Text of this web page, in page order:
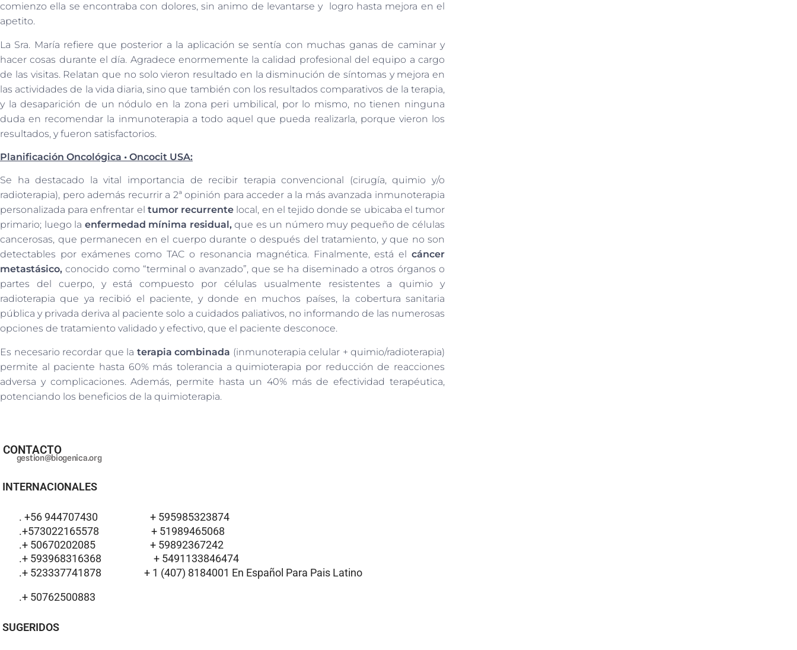
comienzo ella se encontraba con dolores, sin animo de levantarse y logro hasta mejora en el
apetito.
La Sra. María refiere que posterior a la aplicación se sentía con muchas ganas de caminar y
hacer cosas durante el día. Agradece enormemente la calidad profesional del equipo a cargo
de las visitas. Relatan que no solo vieron resultado en la disminución de síntomas y mejora en
las actividades de la vida diaria, sino que también con los resultados comparativos de la terapia,
y la desaparición de un nódulo en la zona peri umbilical, por lo mismo, no tienen ninguna
duda en recomendar la inmunoterapia a todo aquel que pueda realizarla, porque vieron los
resultados, y fueron satisfactorios.
Planificación Oncológica • Oncocit USA:
Se ha destacado la vital importancia de recibir terapia convencional (cirugía, quimio y/o
radioterapia), pero además recurrir a 2ª opinión para acceder a la más avanzada inmunoterapia
personalizada para enfrentar el tumor recurrente local, en el tejido donde se ubicaba el tumor
primario; luego la enfermedad mínima residual,que es un número muy pequeño de células
cancerosas, que permanecen en el cuerpo durante o después del tratamiento, y que no son
detectables por exámenes como TAC o resonancia magnética. Finalmente, está el cáncer
metastásico, conocido como “terminal o avanzado”, que se ha diseminado a otros órganos o
partes del cuerpo, y está compuesto por células usualmente resistentes a quimio y
radioterapia que ya recibió el paciente, y donde en muchos países, la cobertura sanitaria
pública y privada deriva al paciente solo a cuidados paliativos, no informando de las numerosas
opciones de tratamiento validado y efectivo, que el paciente desconoce.
Es necesario recordar que la terapia combinada (inmunoterapia celular + quimio/radioterapia)
permite al paciente hasta 60% más tolerancia a quimioterapia por reducción de reacciones
adversa y complicaciones. Además, permite hasta un 40% más de efectividad terapéutica,
potenciando los beneficios de la quimioterapia.
CONTACTO
gestion@biogenica.org
INTERNACIONALES
. +56 944707430
+ 595985323874
.+573022165578
+ 51989465068
.+ 50670202085
+ 59892367242
.+ 593968316368
+ 5491133846474
.+ 523337741878
+ 1 (407) 8184001 En Español Para Pais Latino
.+ 50762500883
SUGERIDOS